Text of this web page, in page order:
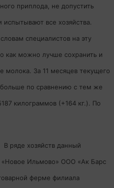
приплода, не допустить
все хозяйства.
специалистов на эту
как можно лучше сохранить и
молока. За 11 месяцев текущего
больше по сравнению с тем же
килограммов (+164 кг.). По
В ряде хозяйств данный
«Новое Ильмово» ООО «Ак Барс
ферме филиала